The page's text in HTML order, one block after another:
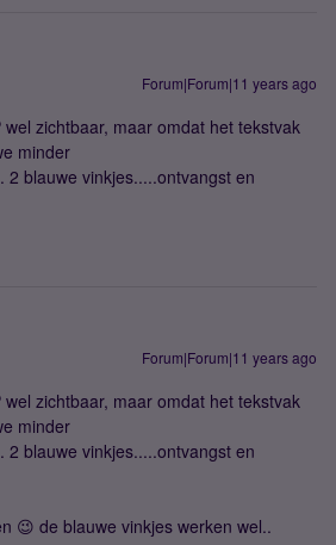
Forum|Forum|11 years ago
zichtbaar, maar omdat het tekstvak
minder
2 blauwe vinkjes.....ontvangst en
Forum|Forum|11 years ago
zichtbaar, maar omdat het tekstvak
minder
2 blauwe vinkjes.....ontvangst en
😉 de blauwe vinkjes werken wel..